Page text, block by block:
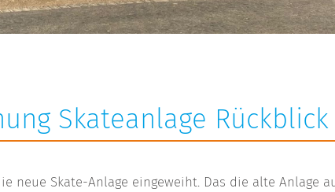
Skateanlage Rückblick
neue Skate-Anlage eingeweiht. Das die alte Anlage